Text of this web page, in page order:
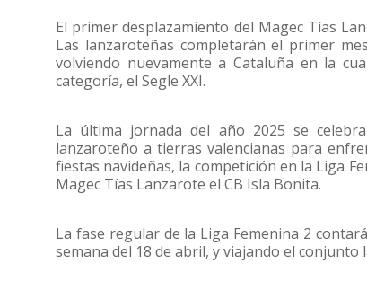
El primer desplazamiento del Magec Tías
Las lanzaroteñas completarán el primer
volviendo nuevamente a Cataluña en la
categoría, el Segle XXI.
La última jornada del año 2025 se
lanzaroteño a tierras valencianas para
fiestas navideñas, la competición en la Liga
Magec Tías Lanzarote el CB Isla Bonita.
La fase regular de la Liga Femenina 2
semana del 18 de abril, y viajando el